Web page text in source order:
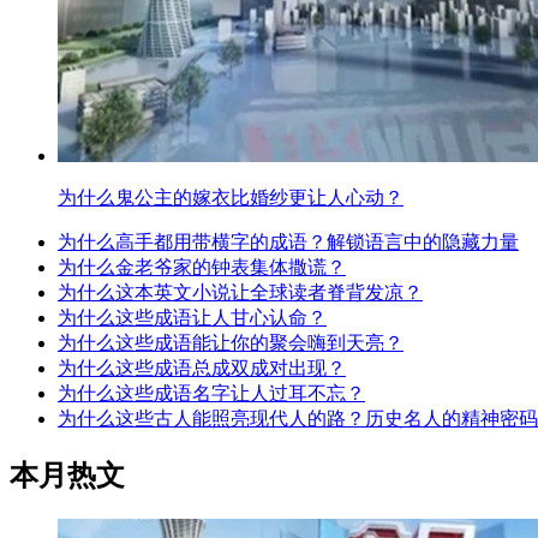
为什么鬼公主的嫁衣比婚纱更让人心动？
为什么高手都用带横字的成语？解锁语言中的隐藏力量
为什么金老爷家的钟表集体撒谎？
为什么这本英文小说让全球读者脊背发凉？
为什么这些成语让人甘心认命？
为什么这些成语能让你的聚会嗨到天亮？
为什么这些成语总成双成对出现？
为什么这些成语名字让人过耳不忘？
为什么这些古人能照亮现代人的路？历史名人的精神密
本月热文